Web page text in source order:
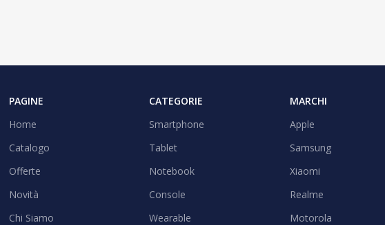
PAGINE
Home
Catalogo
Offerte
Novità
Chi Siamo
CATEGORIE
Smartphone
Tablet
Notebook
Console
Wearable
MARCHI
Apple
Samsung
Xiaomi
Realme
Motorola